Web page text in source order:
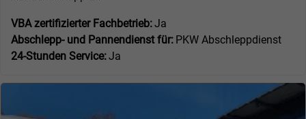
VBA zertifizierter Fachbetrieb:Ja
Abschlepp- und Pannendienst für: PKW Abschleppdienst
24-Stunden Service:Ja